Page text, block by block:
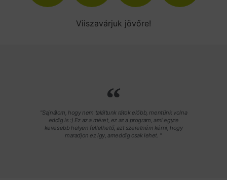
Viiszavárjuk jövőre!
"Sajnálom, hogy nem találtunk rátok előbb, mentünk volna
eddig is :) Ez az a méret, ez az a program, ami egyre
kevesebb helyen fellelhető, azt szeretném kérni, hogy
maradjon ez így, ameddig csak lehet. "